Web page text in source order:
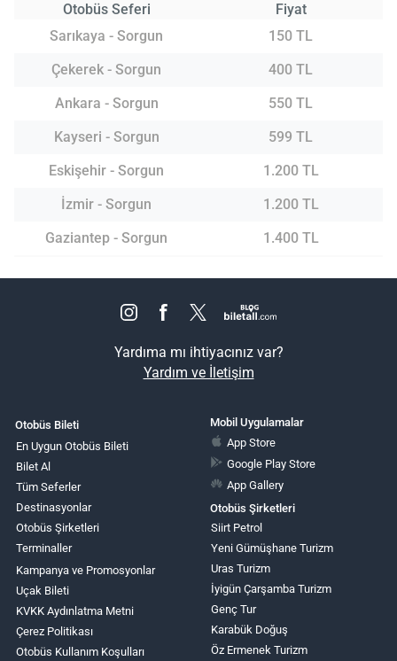
Otobüs Seferi
Fiyat
Sarıkaya - Sorgun
150 TL
Çekerek - Sorgun
400 TL
Ankara - Sorgun
550 TL
Kayseri - Sorgun
599 TL
Eskişehir - Sorgun
1.200 TL
İzmir - Sorgun
1.200 TL
Gaziantep - Sorgun
1.400 TL
Yardıma mı ihtiyacınız var?
Yardım ve İletişim
Otobüs Bileti
En Uygun Otobüs Bileti
Bilet Al
Tüm Seferler
Destinasyonlar
Otobüs Şirketleri
Terminaller
Kampanya ve Promosyonlar
Uçak Bileti
KVKK Aydınlatma Metni
Çerez Politikası
Otobüs Kullanım Koşulları
Mobil Uygulamalar
App Store
Google Play Store
App Gallery
Otobüs Şirketleri
Siirt Petrol
Yeni Gümüşhane Turizm
Uras Turizm
İyigün Çarşamba Turizm
Genç Tur
Karabük Doğuş
Öz Ermenek Turizm